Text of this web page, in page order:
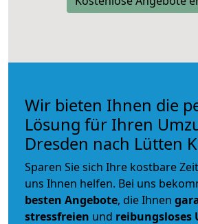
Wir bieten Ihnen die
Lösung für Ihren
Dresden nach Lütten
Sparen Sie sich Ihre kostbare
uns Ihnen helfen. Bei uns
besten Angebote, die Ihnen
stressfreien und reibungsloses